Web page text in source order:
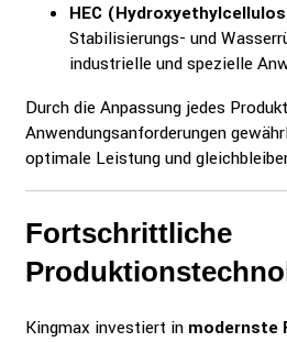
HEC
Stabilisierungs- und
industrielle und spezielle
Durch die Anpassung jedes
Anwendungsanforderungen
optimale Leistung und
Fortschrittliche
Kingmax investiert in modernste